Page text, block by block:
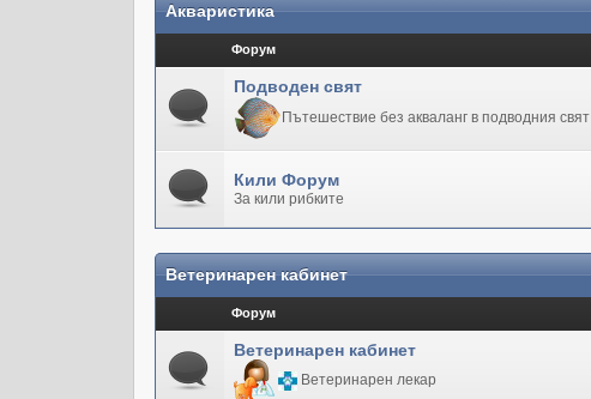
Акваристика
Форум
Подводен свят
Пътешествие без акваланг в подводния свят
Кили Форум
За кили рибките
Ветеринарен кабинет
Форум
Ветеринарен кабинет
Ветеринарен лекар